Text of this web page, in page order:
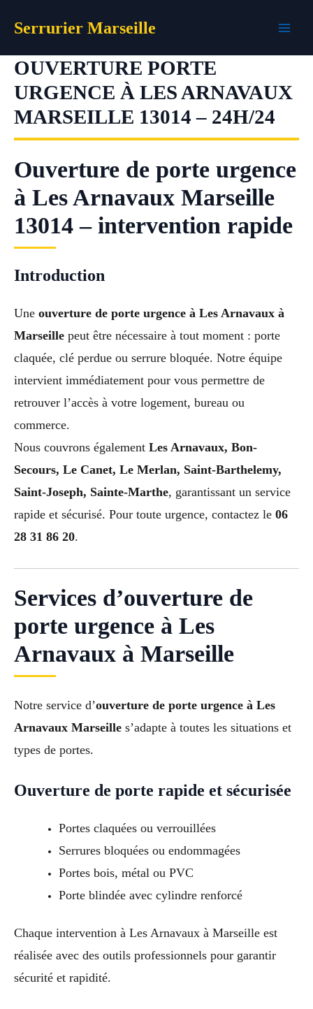
Serrurier Marseille
OUVERTURE PORTE
URGENCE À LES ARNAVAUX
MARSEILLE 13014 – 24H/24
Ouverture de porte urgence
à Les Arnavaux Marseille
13014 – intervention rapide
Introduction
Une ouverture de porte urgence à Les Arnavaux à
Marseille peut être nécessaire à tout moment : porte
claquée, clé perdue ou serrure bloquée. Notre équipe
intervient immédiatement pour vous permettre de
retrouver l’accès à votre logement, bureau ou
commerce.
Nous couvrons également Les Arnavaux, Bon-
Secours, Le Canet, Le Merlan, Saint-Barthelemy,
Saint-Joseph, Sainte-Marthe, garantissant un service
rapide et sécurisé. Pour toute urgence, contactez le 06
28 31 86 20.
Services d’ouverture de
porte urgence à Les
Arnavaux à Marseille
Notre service d’ouverture de porte urgence à Les
Arnavaux Marseille s’adapte à toutes les situations et
types de portes.
Ouverture de porte rapide et sécurisée
Portes claquées ou verrouillées
Serrures bloquées ou endommagées
Portes bois, métal ou PVC
Porte blindée avec cylindre renforcé
Chaque intervention à Les Arnavaux à Marseille est
réalisée avec des outils professionnels pour garantir
sécurité et rapidité.